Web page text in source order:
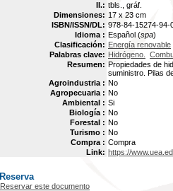
Il.: tbls., gráf.
Dimensiones: 17 x 23 cm
ISBN/ISSN/DL: 978-84-15274-94-
Idioma : Español (spa)
Clasificación: Energía renovable
Palabras clave: Hidrógeno.
Resumen: Propiedades de
suministro. Pilas
Agroindustria : No
Agropecuaria : No
Ambiental : Si
Biología : No
Forestal : No
Turismo : No
Compra : Compra
Link: https://
Reserva
Reservar este documento